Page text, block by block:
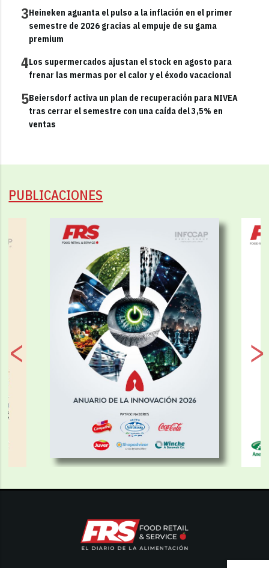
3Heineken aguanta el pulso a la inflación en el primer
semestre de 2026 gracias al empuje de su gama
premium
4Los supermercados ajustan el stock en agosto para
frenar las mermas por el calor y el éxodo vacacional
5Beiersdorf activa un plan de recuperación para NIVEA
tras cerrar el semestre con una caída del 3,5% en
ventas
PUBLICACIONES